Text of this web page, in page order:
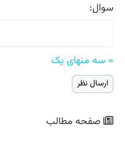
سوال:
= سه منهای یک
صفحه مطالب